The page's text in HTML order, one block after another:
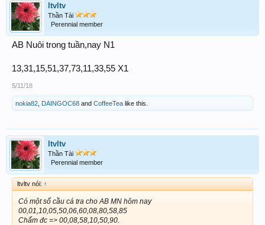
ltvltv
Thần Tài
Perennial member
AB Nuôi trong tuần,nay N1
13,31,15,51,37,73,11,33,55 X1
5/11/18
nokia82 DAINGOC68 and CoffeeTea like this.
ltvltv
Thần Tài
Perennial member
ltvltv nói: ↑
Có một số cầu cá tra cho AB MN hôm nay
00,01,10,05,50,06,60,08,80,58,85
Chấm đc => 00,08,58,10,50,90.